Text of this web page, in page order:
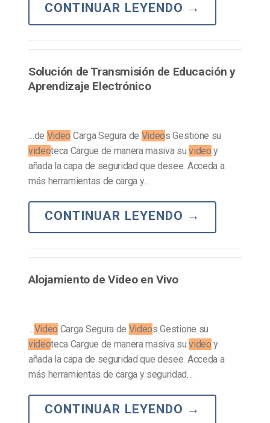
CONTINUAR LEYENDO →
Solución de Transmisión de Educación y
Aprendizaje Electrónico
…de Video Carga Segura de Videos Gestione su
videoteca Cargue de manera masiva suvideo y
añada la capa de seguridad que desee. Acceda a
más herramientas de carga y…
CONTINUAR LEYENDO →
Alojamiento de Video en Vivo
…Video Carga Segura de Videos Gestione su
videoteca Cargue de manera masiva suvideo y
añada la capa de seguridad que desee. Acceda a
más herramientas de carga y seguridad…
CONTINUAR LEYENDO →